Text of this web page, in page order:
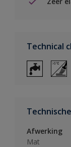
Technical
Afwerking
Mat